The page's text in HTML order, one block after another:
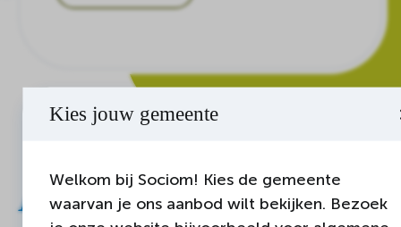
Andere maatjes
Kies jouw gemeente
Welkom bij Sociom! Kies de gemeente
waarvan je ons aanbod wilt bekijken. Bezoek